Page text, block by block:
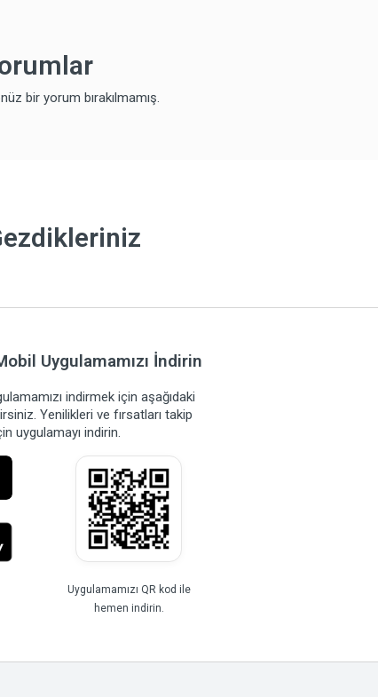
bir yorum bırakılmamış.
Uygulamamızı İndirin
indirmek için aşağıdaki
Yenilikleri ve fırsatları takip
uygulamayı indirin.
Uygulamamızı QR kod ile
hemen indirin.